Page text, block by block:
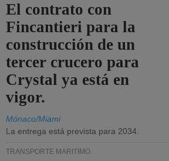
El contrato con
Fincantieri para la
construcción de un
tercer crucero para
Crystal ya está en
vigor.
Mónaco/Miami
La entrega está prevista para 2034.
TRANSPORTE MARÍTIMO